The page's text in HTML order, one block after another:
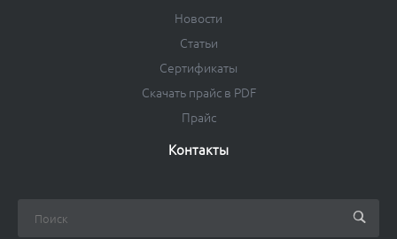
Новости
Статьи
Сертификаты
Скачать прайс в PDF
Прайс
Контакты